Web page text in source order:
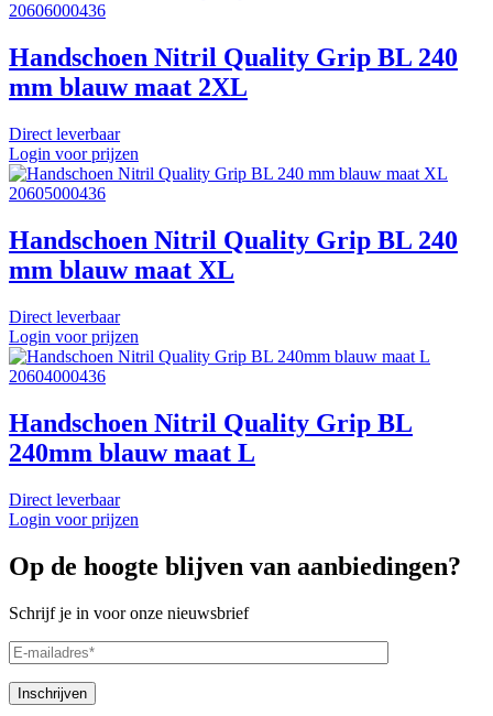
20606000436
Handschoen Nitril Quality Grip BL 240
mm blauw maat 2XL
Direct leverbaar
Login voor prijzen
20605000436
Handschoen Nitril Quality Grip BL 240
mm blauw maat XL
Direct leverbaar
Login voor prijzen
20604000436
Handschoen Nitril Quality Grip BL
240mm blauw maat L
Direct leverbaar
Login voor prijzen
Op de hoogte blijven van aanbiedingen?
Schrijf je in voor onze nieuwsbrief